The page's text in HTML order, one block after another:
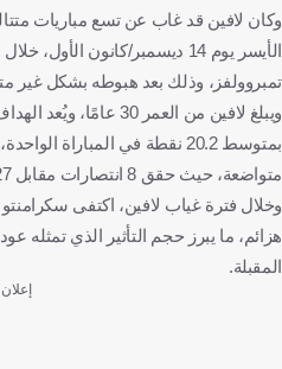
وكان لافين قد غاب عن تسع مباريات
الأيسر يوم 14 ديسمبر/كانون
تمبروولفز، وذلك بعد هبوطه بشكل غير
ويبلغ لافين من العمر 30
بمتوسط 20.2 نقطة في المباراة
متواضعة، حيث حقق 8 انتصارات مقابل 27 خسارة حتى الآن.
وخلال فترة غياب لافين، اكتفى
هزائم، ما يبرز حجم التأثير الذي تمثله
المقبلة.
إعلان